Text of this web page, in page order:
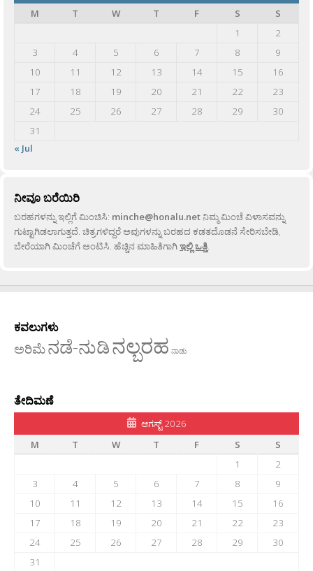
M
T W T F S
S
1
2
3
4 5 6 7 8
9
10
11 12 13 14 15
16
17
18 19 20 21 22
23
24
25 26 27 28 29
30
31
« Jul
ನೀವೂ ಬರೆಯಿರಿ
ಬರಹಗಳನ್ನು ಇಲ್ಲಿಗೆ ಮಿಂಚಿಸಿ: minche@honalu.netನಿಮ್ಮ ಮಿಂಚೆ ವಿಳಾಸವನ್ನು
ಗುಟ್ಟಾಗಿಡಲಾಗುತ್ತದೆ. ಚಿತ್ರಗಳಿದ್ದರೆ ಅವುಗಳನ್ನು ಬರಹದ ಕಡತದೊಡನೆ ಸೇರಿಸಬೇಡಿ,
ಬೇರೆಯಾಗಿ ಮಿಂಚೆಗೆ ಅಂಟಿಸಿ. ಹೆಚ್ಚಿನ ಮಾಹಿತಿಗಾಗಿಇಲ್ಲಿ ಒತ್ತಿ.
ಕವಲುಗಳು
ಅರಿಮೆನಡೆ-ನುಡಿನಲ್ಬರಹ ನಾಡು
ತೇದಿಮಣೆ
ಆಗಸ್ಟ್ 2026
M
T W T F S
S
1
2
3
4 5 6 7 8
9
10
11 12 13 14 15
16
17
18 19 20 21 22
23
24
25 26 27 28 29
30
31